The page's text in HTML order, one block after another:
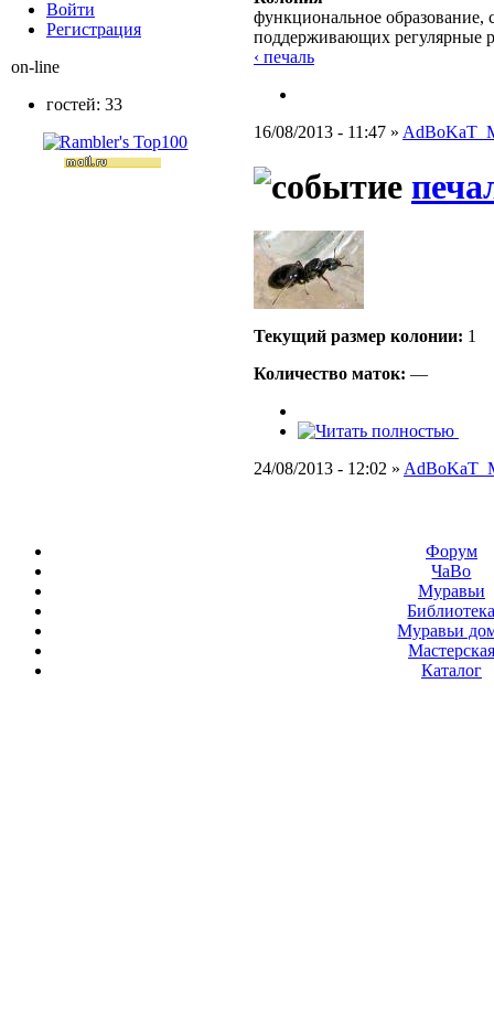
функциональное образование,
поддерживающих регулярные
‹ печаль
16/08/2013 - 11:47 »
Текущий размер кoлонии: 1
Количество маток: —
24/08/2013 - 12:02 »
Войти
Peгиcтpaция
on-line
гостей: 33
Форум
ЧаВо
Муравьи
Муравьи
Мастерская
Каталог